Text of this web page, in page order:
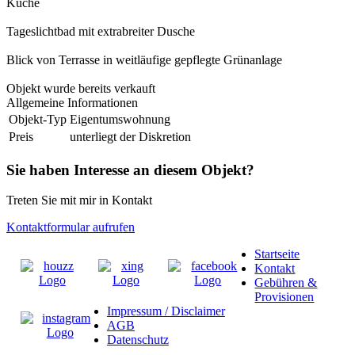
Tageslichtbad mit extrabreiter Dusche
Blick von Terrasse in weitläufige gepflegte Grünanlage
Objekt wurde bereits verkauft
Allgemeine Informationen
Objekt-Typ Eigentumswohnung
Preis
unterliegt der Diskretion
Sie haben Interesse an diesem Objekt?
Treten Sie mit mir in Kontakt
Kontaktformular aufrufen
Startseite
Kontakt
Gebühren &
Provisionen
Impressum / Disclaimer
AGB
Datenschutz